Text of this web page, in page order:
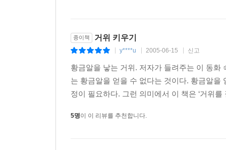
종이책 거위 키우기
y****u 2005-06-15 신고
황금알을 낳는 거위. 저자가 들려주는 이 동
는 황금알을 얻을 수 없다는 것이다. 황금알
정이 필요하다. 그런 의미에서 이 책은 ‘거위
5명이 이 리뷰를 추천합니다.